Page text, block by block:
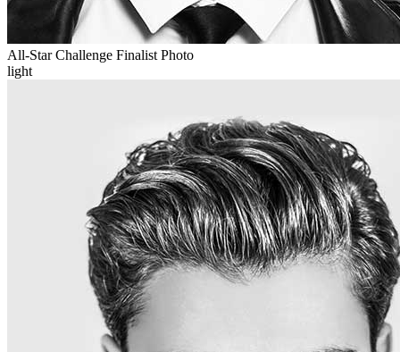
All-Star Challenge Finalist Photo
light